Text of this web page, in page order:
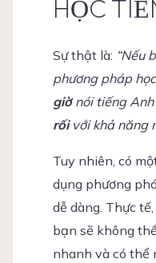
HỌC
Sự thật là: “Nếu
phương pháp
giờnói tiếng Anh
rốivới khả năng
Tuy nhiên, có
dụng phương
dễ dàng. Thực
bạn sẽ không
nhanh và có thể